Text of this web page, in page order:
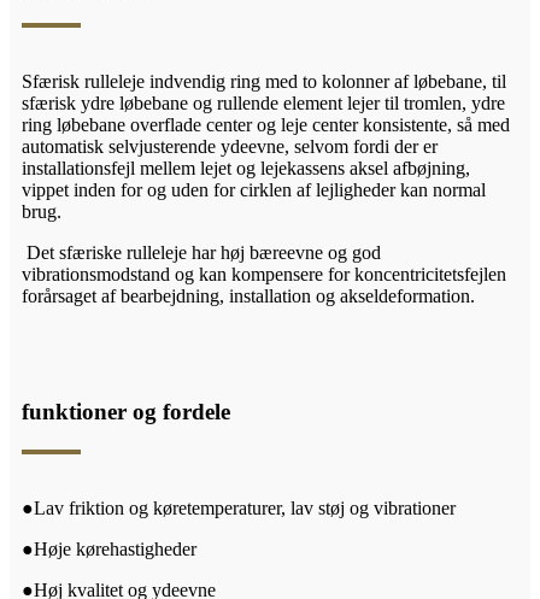
Sfærisk rulleleje indvendig ring med to kolonner af løbebane, til
sfærisk ydre løbebane og rullende element lejer til tromlen, ydre
ring løbebane overflade center og leje center konsistente, så med
automatisk selvjusterende ydeevne, selvom fordi der er
installationsfejl mellem lejet og lejekassens aksel afbøjning,
vippet inden for og uden for cirklen af ​​lejligheder kan normal
brug.
Det sfæriske rulleleje har høj bæreevne og god
vibrationsmodstand og kan kompensere for koncentricitetsfejlen
forårsaget af bearbejdning, installation og akseldeformation.
funktioner og fordele
●Lav friktion og køretemperaturer, lav støj og vibrationer
●Høje kørehastigheder
●Høj kvalitet og ydeevne